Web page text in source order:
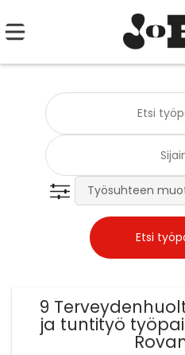
Työsuhteen
9
ja tuntityö